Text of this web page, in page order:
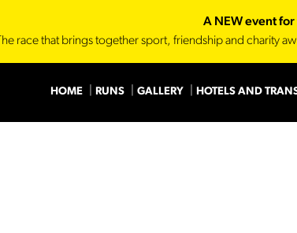
A NEW event
The race that brings together sport, friendship and charity
HOME RUNS GALLERY HOTELS AND